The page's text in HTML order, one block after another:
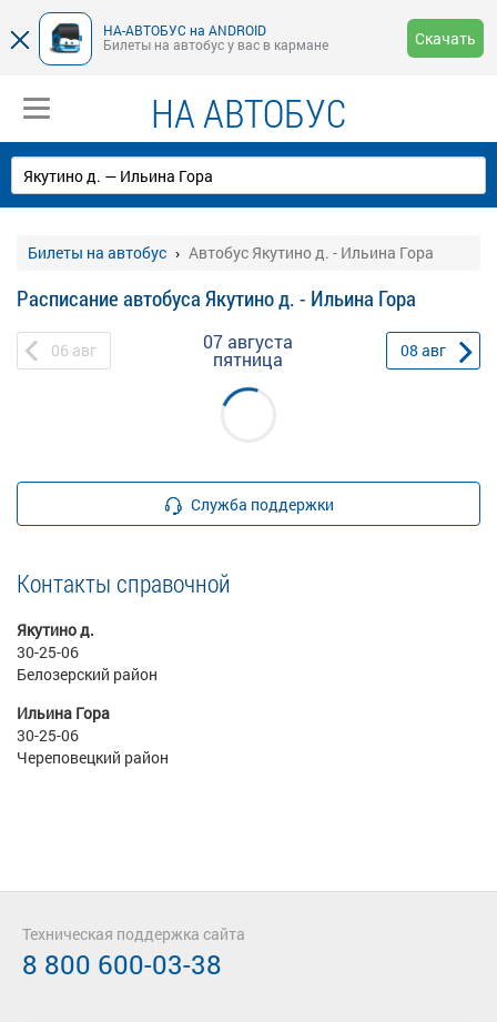
НА-АВТОБУС на ANDROID
Билеты на автобус у вас в кармане
Скачать
НА АВТОБУС
Билеты на автобус Автобус Якутино д. - Ильина Гора
Расписание автобуса Якутино д. - Ильина Гора
06 авг 07 августа
пятница 08 авг
Служба поддержки
Контакты справочной
Якутино д.
30-25-06
Белозерский район
Ильина Гора
30-25-06
Череповецкий район
Техническая поддержка сайта
8 800 600-03-38